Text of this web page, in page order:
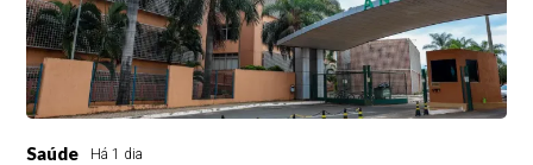
Saúde Há 1 dia